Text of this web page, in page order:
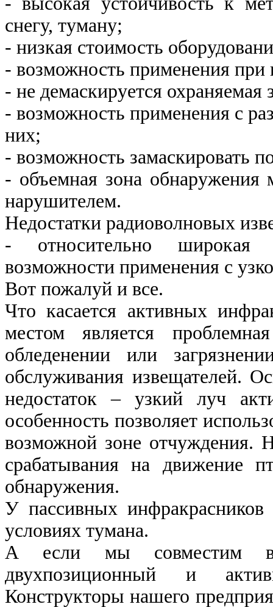
снегу, туману;
- низкая стоимость
- возможность применения
- не демаскируется охраняемая
- возможность применения с
них;
- возможность замаскировать
- объемная зона обнаружения
нарушителем.
Недостатки радиоволновых
- относительно широкая
возможности применения с
Вот пожалуй и все.
Что касается активных
местом является
обледенении или
обслуживания извещателей.
недостаток – узкий луч
особенность позволяет
возможной зоне отчуждения.
срабатывания на движение
обнаружения.
У пассивных
условиях тумана.
А если мы совместим в
двухпозиционный и
Конструкторы нашего